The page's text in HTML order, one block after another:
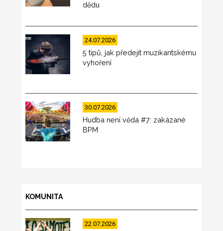
dědu
24.07.2026
5 tipů, jak předejít muzikantskému
vyhoření
30.07.2026
Hudba není věda #7: zakázané
BPM
KOMUNITA
22.07.2026